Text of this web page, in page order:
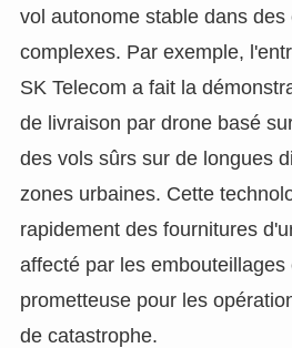
vol autonome stable dans
complexes. Par exemple,
SK Telecom a fait la
de livraison par drone basé
des vols sûrs sur de longues
zones urbaines. Cette
rapidement des fournitures
affecté par les embouteillages
prometteuse pour les
de catastrophe.